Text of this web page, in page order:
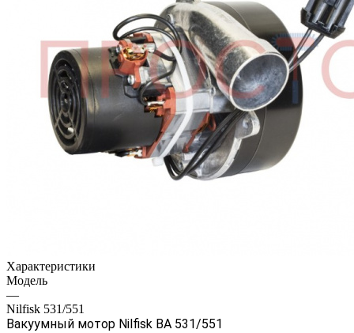
Характеристики
Модель
—
Nilfisk 531/551
Вакуумный мотор Nilfisk BA 531/551